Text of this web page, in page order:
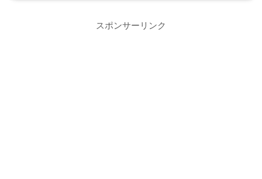
スポンサーリンク